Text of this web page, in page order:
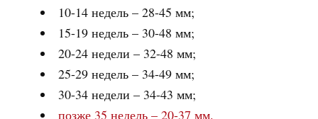
10-14 недель – 28-45 мм;
15-19 недель – 30-48 мм;
20-24 недели – 32-48 мм;
25-29 недель – 34-49 мм;
30-34 недели – 34-43 мм;
позже 35 недель – 20-37 мм.